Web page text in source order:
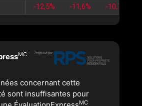
-12,5% -11,6% -10,7%
MC
concernant cette
sont insuffisantes pour
MC